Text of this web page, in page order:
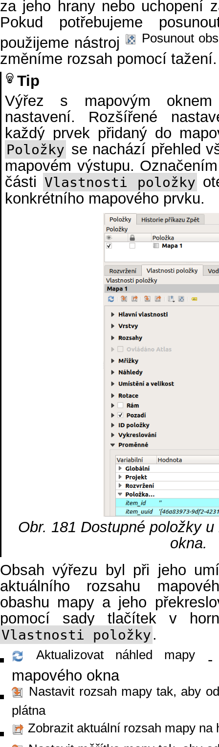
za jeho hrany nebo uchopení
Pokud potřebujeme
použijeme nástroj
Posunout
změníme rozsah pomocí tažení.
Tip
Výřez s mapovým
nastavení. Rozšířené
každý prvek přidaný do
Položky se nachází přehled
mapovém výstupu.
části Vlastnosti položky
konkrétního mapového prvku.
Obr. 181 Dostupné položky
okna.
Obsah výřezu byl při jeho
aktuálního rozsahu
obashu mapy a jeho
pomocí sady tlačítek v
Vlastnosti položky.
Aktualizovat náhled mapy
-
mapového okna
Nastavit rozsah mapy tak, aby
plátna
Zobrazit aktuální rozsah mapy na